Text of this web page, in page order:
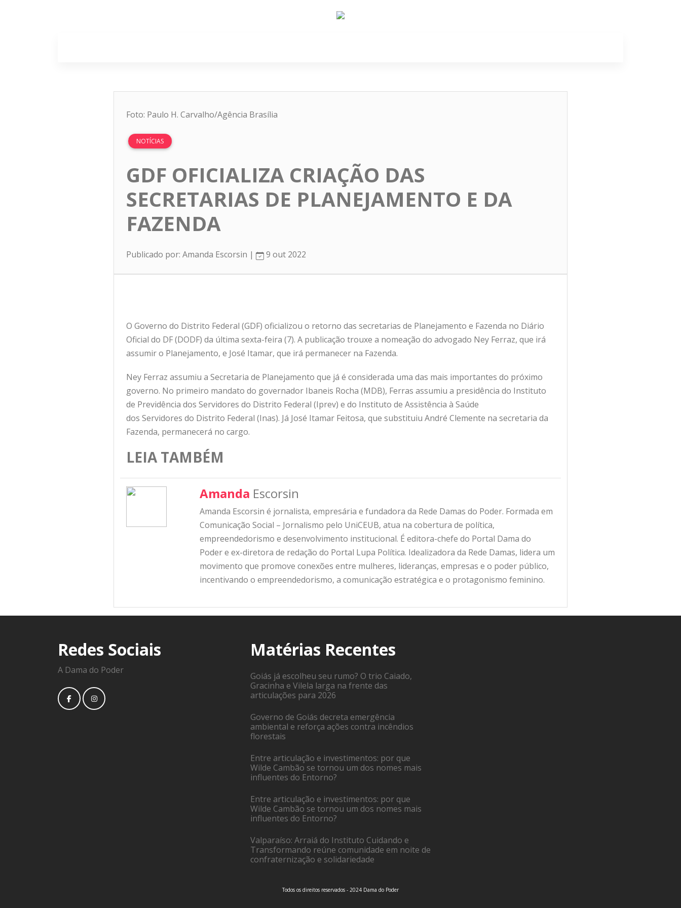
Foto: Paulo H. Carvalho/Agência Brasília
NOTÍCIAS
GDF OFICIALIZA CRIAÇÃO DAS
SECRETARIAS DE PLANEJAMENTO E DA
FAZENDA
Publicado por: Amanda Escorsin | 9 out 2022
O Governo do Distrito Federal (GDF) oficializou o retorno das secretarias de Planejamento e Fazenda no Diário
Oficial do DF (DODF) da última sexta-feira (7). A publicação trouxe a nomeação do advogado Ney Ferraz, que irá
assumir o Planejamento, e José Itamar, que irá permanecer na Fazenda.
Ney Ferraz assumiu a Secretaria de Planejamento que já é considerada uma das mais importantes do próximo
governo. No primeiro mandato do governador Ibaneis Rocha (MDB), Ferras assumiu a presidência do Instituto
de Previdência dos Servidores do Distrito Federal (Iprev) e do Instituto de Assistência à Saúde
dos Servidores do Distrito Federal (Inas). Já José Itamar Feitosa, que substituiu André Clemente na secretaria da
Fazenda, permanecerá no cargo.
LEIA TAMBÉM
Amanda Escorsin
Amanda Escorsin é jornalista, empresária e fundadora da Rede Damas do Poder. Formada em
Comunicação Social – Jornalismo pelo UniCEUB, atua na cobertura de política,
empreendedorismo e desenvolvimento institucional. É editora-chefe do Portal Dama do
Poder e ex-diretora de redação do Portal Lupa Política. Idealizadora da Rede Damas, lidera um
movimento que promove conexões entre mulheres, lideranças, empresas e o poder público,
incentivando o empreendedorismo, a comunicação estratégica e o protagonismo feminino.
Redes Sociais
A Dama do Poder
Matérias Recentes
Goiás já escolheu seu rumo? O trio Caiado,
Gracinha e Vilela larga na frente das
articulações para 2026
Governo de Goiás decreta emergência
ambiental e reforça ações contra incêndios
florestais
Entre articulação e investimentos: por que
Wilde Cambão se tornou um dos nomes mais
influentes do Entorno?
Entre articulação e investimentos: por que
Wilde Cambão se tornou um dos nomes mais
influentes do Entorno?
Valparaíso: Arraiá do Instituto Cuidando e
Transformando reúne comunidade em noite de
confraternização e solidariedade
Todos os direitos reservados - 2024 Dama do Poder